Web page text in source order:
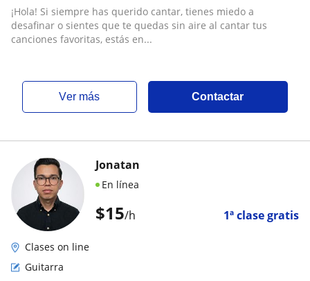
¡Hola! Si siempre has querido cantar, tienes miedo a
desafinar o sientes que te quedas sin aire al cantar tus
canciones favoritas, estás en...
ver más Contactar
$15/h 1ª clase gratis
Jonatan
En línea
Clases on line
Guitarra